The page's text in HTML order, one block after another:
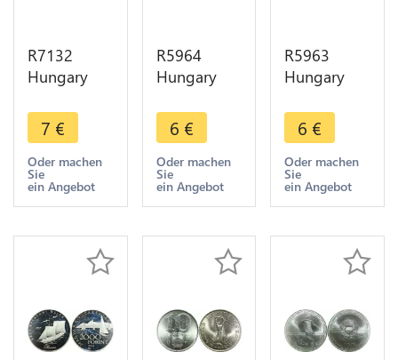
R7132
Hungary
Miklós
Horthy
1927 BP
Silver ->
Make offer
7 €
Oder machen
Sie
ein Angebot
R5964
Hungary
Miklós
Horthy
1927 BP
Silver ->
Make offer
6 €
Oder machen
Sie
ein Angebot
R5963
Hungary
Miklós
Horthy
1927 BP
Silver ->
Make offer
6 €
Oder machen
Sie
ein Angebot